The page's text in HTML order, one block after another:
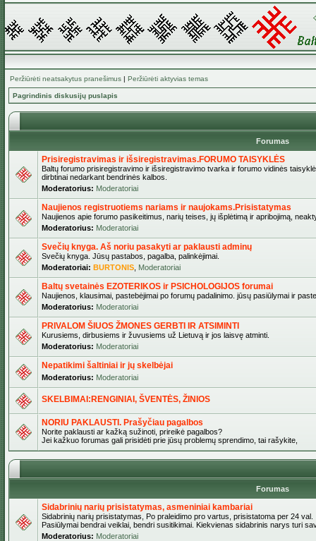
Peržiūrėti neatsakytus pranešimus | Peržiūrėti aktyvias temas
Pagrindinis diskusijų puslapis
Forumas
Prisiregistravimas ir išsiregistravimas.FORUMO TAISYKLĖS
Baltų forumo prisiregistravimo ir išsiregistravimo tvarka ir forumo vidinės
dirbtinai nedarkant bendrinės kalbos.
Moderatorius: Moderatoriai
Naujienos registruotiems nariams ir naujokams.Prisistatymas
Naujienos apie forumo pasikeitimus, narių teises, jų išplėtimą ir apribojimą,
Moderatorius: Moderatoriai
Svečių knyga. Aš noriu pasakyti ar paklausti adminų
Svečių knyga. Jūsų pastabos, pagalba, palinkėjimai.
Moderatoriai: BURTONIS Moderatoriai
Baltų svetainės EZOTERIKOS ir PSICHOLOGIJOS forumai
Naujienos, klausimai, pastebėjimai po forumų padalinimo. jūsų pasiūlymai ir
Moderatorius: Moderatoriai
PRIVALOM ŠIUOS ŽMONES GERBTI IR ATSIMINTI
Kurusiems, dirbusiems ir žuvusiems už Lietuvą ir jos laisvę atminti.
Moderatorius: Moderatoriai
Nepatikimi šaltiniai ir jų skelbėjai
Moderatorius: Moderatoriai
SKELBIMAI:RENGINIAI, ŠVENTĖS, ŽINIOS
NORIU PAKLAUSTI. Prašyčiau pagalbos
Norite paklausti ar kažką sužinoti, prireikė pagalbos?
Jei kažkuo forumas gali prisidėti prie jūsų problemų sprendimo, tai rašykite,
Forumas
Sidabrinių narių prisistatymas, asmeniniai kambariai
Sidabrinių narių prisistatymas, Po praleidimo pro vartus, prisistatoma per 24 val.
Pasiūlymai bendrai veiklai, bendri susitikimai. Kiekvienas sidabrinis narys turi
Moderatorius: Moderatoriai